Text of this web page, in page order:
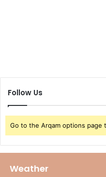
Follow Us
Go to the Arqam options page
Weather